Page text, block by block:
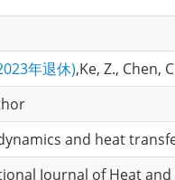
年退休),Ke, Z., Chen,
and heat
Journal of Heat